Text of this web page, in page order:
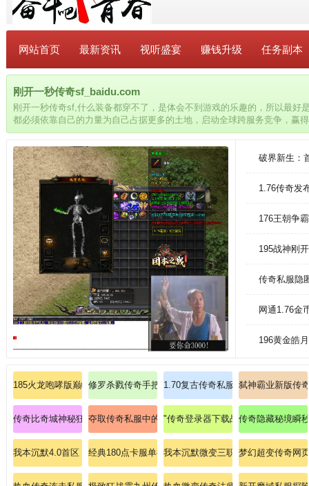
网站首页 最新资讯 视听盛宴 赚钱升级 任务副本
刚开一秒传奇sf_baidu.com
刚开一秒传奇sf,什么装备都穿不了，是体会不到游戏的乐趣的，所以最好
都必须依靠自己的力量为自己占据更多的土地，启动全球跨服务竞争，赢
的梦想。每场战斗让你爽，变态神装免费得等你来取。
破界新生：
1.76传奇发
176王朝争
195战神刚
传奇私服隐
网通1.76金
196黄金皓
185火龙咆哮版巅峰对决沙城霸主！修罗杀戮传奇手把手带朋友探索法师火球术
1.70复古传奇私服长久：长期稳定
弑神霸业新版传
传奇比奇城神秘狂欢爆出召唤神兽秘籍！
夺取传奇私服中的天尊套装，觉醒混沌之威！
"传奇登录器下载战士如何强化刺杀
传奇隐藏秘境瞬
我本沉默4.0首区：今日爆服，沉默帝位再度降临！
经典180点卡服单挑赤月恶魔的终极攻略
我本沉默微变三职-独家曝光道士"召
梦幻超变传奇网